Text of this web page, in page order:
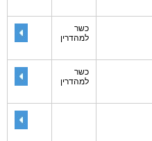
כשר
למהדרין
כשר
למהדרין